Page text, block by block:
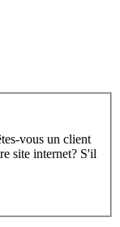
vous un client
site internet? S'il